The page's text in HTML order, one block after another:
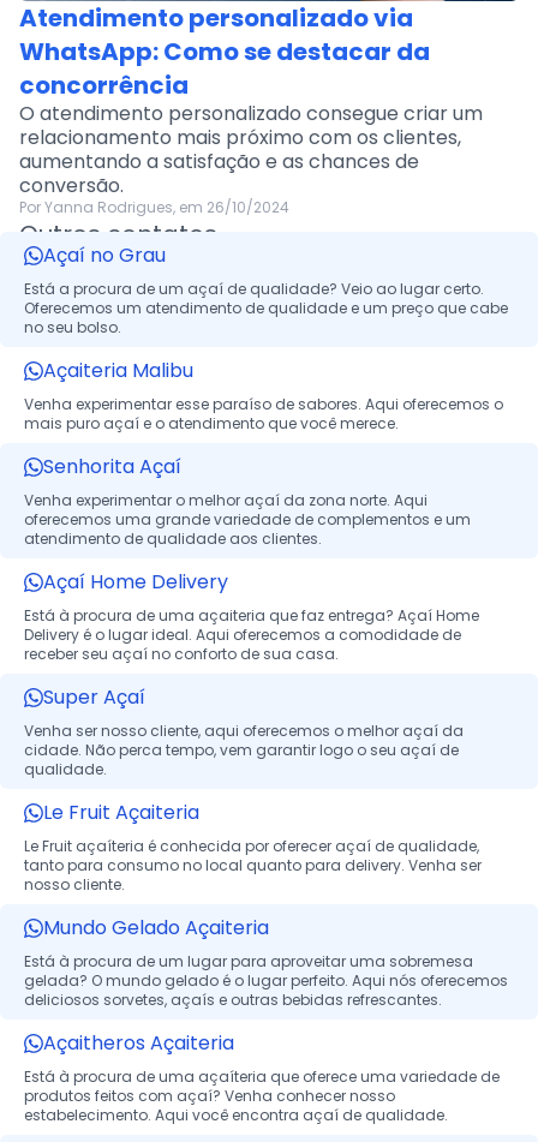
Atendimento personalizado via
WhatsApp: Como se destacar da
concorrência
O atendimento personalizado consegue criar um
relacionamento mais próximo com os clientes,
aumentando a satisfação e as chances de
conversão.
Por Yanna Rodrigues, em 26/10/2024
Outros contatos
Açaí no Grau
Está a procura de um açaí de qualidade? Veio ao lugar certo.
Oferecemos um atendimento de qualidade e um preço que cabe
no seu bolso.
Açaiteria Malibu
Venha experimentar esse paraíso de sabores. Aqui oferecemos o
mais puro açaí e o atendimento que você merece.
Senhorita Açaí
Venha experimentar o melhor açaí da zona norte. Aqui
oferecemos uma grande variedade de complementos e um
atendimento de qualidade aos clientes.
Açaí Home Delivery
Está à procura de uma açaiteria que faz entrega? Açaí Home
Delivery é o lugar ideal. Aqui oferecemos a comodidade de
receber seu açaí no conforto de sua casa.
Super Açaí
Venha ser nosso cliente, aqui oferecemos o melhor açaí da
cidade. Não perca tempo, vem garantir logo o seu açaí de
qualidade.
Le Fruit Açaiteria
Le Fruit açaíteria é conhecida por oferecer açaí de qualidade,
tanto para consumo no local quanto para delivery. Venha ser
nosso cliente.
Mundo Gelado Açaiteria
Está à procura de um lugar para aproveitar uma sobremesa
gelada? O mundo gelado é o lugar perfeito. Aqui nós oferecemos
deliciosos sorvetes, açaís e outras bebidas refrescantes.
Açaitheros Açaiteria
Está à procura de uma açaíteria que oferece uma variedade de
produtos feitos com açaí? Venha conhecer nosso
estabelecimento. Aqui você encontra açaí de qualidade.